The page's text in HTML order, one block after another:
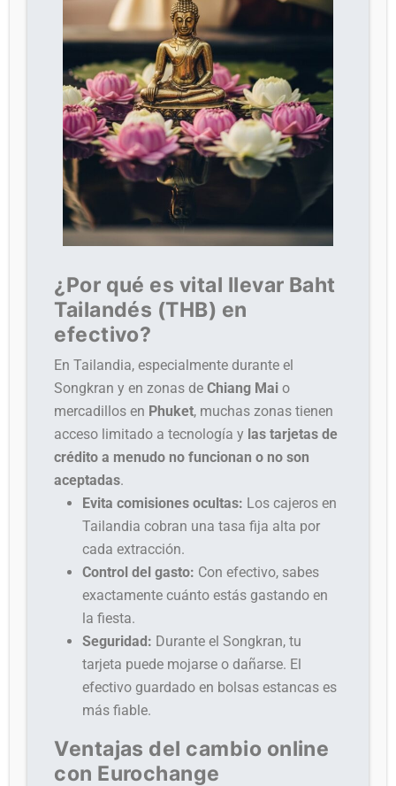
¿Por qué es vital llevar Baht
Tailandés (THB) en
efectivo?
En Tailandia, especialmente durante el
Songkran y en zonas deChiang Mai o
mercadillos en Phuket, muchas zonas tienen
acceso limitado a tecnología y las tarjetas de
crédito a menudo no funcionan o no son
aceptadas.
Evita comisiones ocultas: Los cajeros en
Tailandia cobran una tasa fija alta por
cada extracción.
Control del gasto: Con efectivo, sabes
exactamente cuánto estás gastando en
la fiesta.
Seguridad: Durante el Songkran, tu
tarjeta puede mojarse o dañarse. El
efectivo guardado en bolsas estancas es
más fiable.
Ventajas del cambio online
con Eurochange